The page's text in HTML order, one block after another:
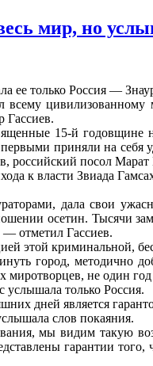
мир, но
цивилизованному
Гассиев.
15-й годовщине
приняли на
российский посол
к власти Звиада
дала свои
осетин. Тысячи
отметил Гассиев.
этой криминальной,
город, методично
не один
только Россия.
дней является
слов покаяния.
мы видим такую
гарантии